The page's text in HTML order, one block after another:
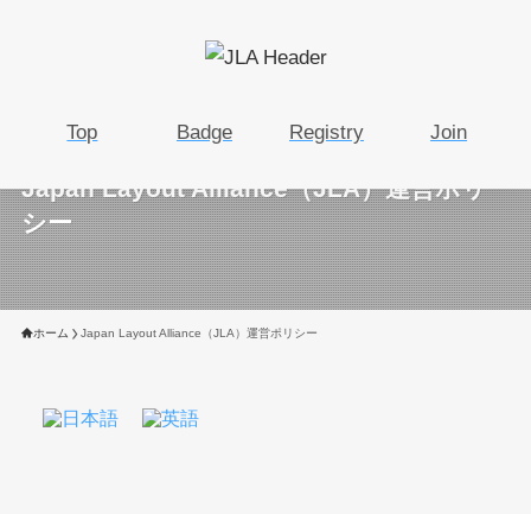
Japan Layout Alliance（JLA）運営ポリ
シー
ホーム Japan Layout Alliance（JLA）運営ポリシー
Top Badge Registry Join